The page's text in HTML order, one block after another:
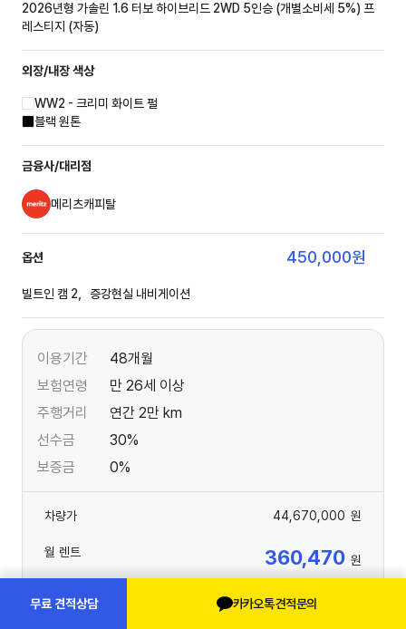
2026년형 가솔린 1.6 터보 하이브리드 2WD 5인승 (개별소비세 5%) 프
레스티지 (자동)
외장/내장색상
WW2 - 크리미 화이트 펄
블랙 원톤
금융사/대리점
메리츠캐피탈
옵션 450,000원
빌트인 캠 2，증강현실 내비게이션
이용기간
48개월
보험연령
만 26세 이상
주행거리
연간 2만 km
선수금
30%
보증금
0%
차량가 44,670,000 원
월 렌트 360,470 원
카카오톡 견적문의
무료 견적상담